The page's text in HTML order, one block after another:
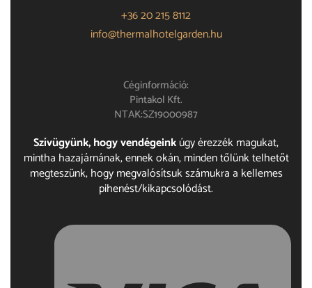
+36 20 215 8112
info@thermalhotelgarden.hu
Céginformáció:
Pintakol Kft.
NTAK:SZ19000987
Szívügyünk, hogy vendégeinkúgy érezzék magukat,
mintha hazajárnának, ennek okán, minden tőlünk telhetőt
megteszünk, hogy megvalósítsuk számukra a kellemes
pihenést/kikapcsolódást.